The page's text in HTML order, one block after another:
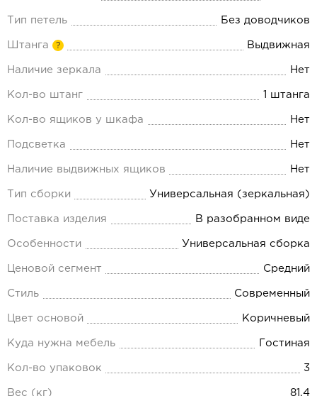
Тип петель Без доводчиков
Штанга ? Выдвижная
Наличие зеркала Нет
Кол-во штанг 1 штанга
Кол-во ящиков у шкафа Нет
Подсветка Нет
Наличие выдвижных ящиков Нет
Тип сборки Универсальная (зеркальная)
Поставка изделия В разобранном виде
Особенности Универсальная сборка
Ценовой сегмент Средний
Стиль Современный
Цвет основой Коричневый
Куда нужна мебель Гостиная
Кол-во упаковок 3
Вес (кг) 81.4